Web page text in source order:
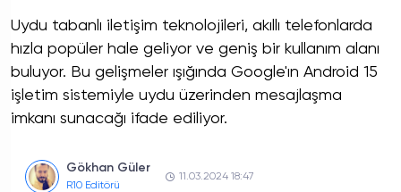
Uydu tabanlı iletişim teknolojileri, akıllı telefonlarda
hızla popüler hale geliyor ve geniş bir kullanım alanı
buluyor. Bu gelişmeler ışığında Google'ın Android 15
işletim sistemiyle uydu üzerinden mesajlaşma
imkanı sunacağı ifade ediliyor.
Gökhan Güler
R10 Editörü
11.03.2024 18:47